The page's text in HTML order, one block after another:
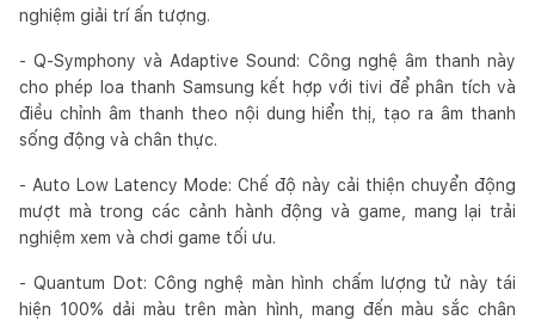
nghiệm giải trí ấn tượng.
- Q-Symphony và Adaptive Sound: Công nghệ âm thanh này
cho phép loa thanh Samsung kết hợp với tivi để phân tích và
điều chỉnh âm thanh theo nội dung hiển thị, tạo ra âm thanh
sống động và chân thực.
- Auto Low Latency Mode: Chế độ này cải thiện chuyển động
mượt mà trong các cảnh hành động và game, mang lại trải
nghiệm xem và chơi game tối ưu.
- Quantum Dot: Công nghệ màn hình chấm lượng tử này tái
hiện 100% dải màu trên màn hình, mang đến màu sắc chân